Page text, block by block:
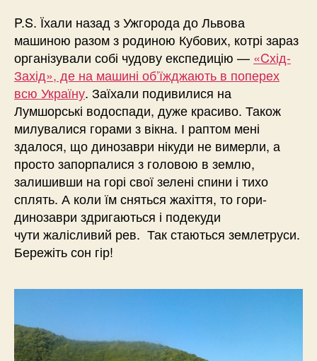
P.S. Їхали назад з Ужгорода до Львова
машиною разом з родиною Кубових, котрі зараз
організували собі чудову експедицію — «Cхід-
Захід», де на машині об’їжджають в поперех
всю Україну. Заїхали подивилися на
Лумшорські водоспади, дуже красиво. Також
милувалися горами з вікна. І раптом мені
здалося, що динозаври нікуди не вимерли, а
просто запорпалися з головою в землю,
залишивши на горі свої зелені спини і тихо
сплять. А коли їм сняться жахіття, то гори-
динозаври здригаються і подекуди
чути жалісливий рев. Так стаються землетруси.
Бережіть сон гір!